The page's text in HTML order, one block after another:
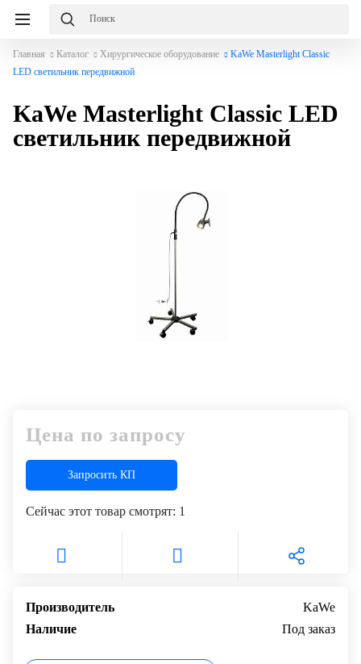
Главная Каталог Хирургическое оборудование
KaWe Masterlight Classic
LED светильник передвижной
KaWe Masterlight Classic LED
светильник передвижной
Цена по запросу
Запросить КП
Сейчас этот товар смотрят: 1
Производитель
KaWe
Наличие
Под заказ